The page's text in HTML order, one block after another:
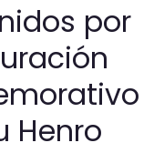
por
Henro